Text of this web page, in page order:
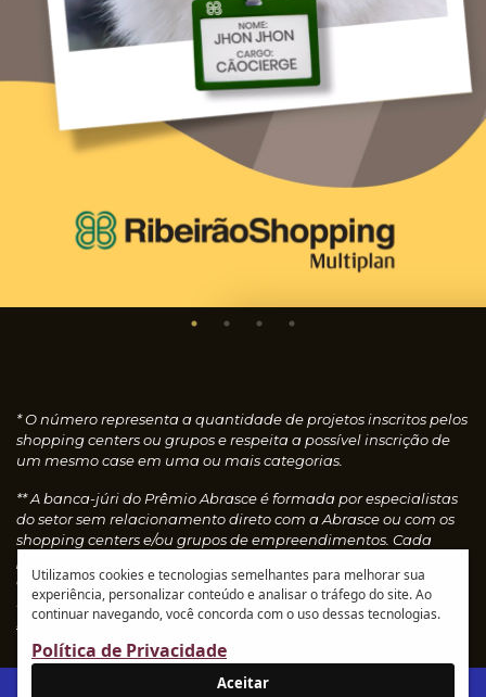
* O número representa a quantidade de projetos inscritos pelos
shopping centers ou grupos e respeita a possível inscrição de
um mesmo case em uma ou mais categorias.
** A banca-júri do Prêmio Abrasce é formada por especialistas
do setor sem relacionamento direto com a Abrasce ou com os
shopping centers e/ou grupos de empreendimentos. Cada
profissional faz uma avaliação individual dos cases
concedendo notas, que são calculadas automaticamente e
resultam nos vencedores de cada categoria.Leia o
regulamento
Utilizamos cookies e tecnologias semelhantes para melhorar sua
experiência, personalizar conteúdo e analisar o tráfego do site. Ao
continuar navegando, você concorda com o uso dessas tecnologias.
Política de Privacidade
Aceitar